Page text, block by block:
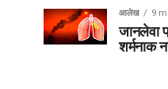
आलेख 9
जानलेवा
शर्मनाक